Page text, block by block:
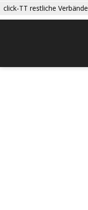
click-TT restliche Verbände